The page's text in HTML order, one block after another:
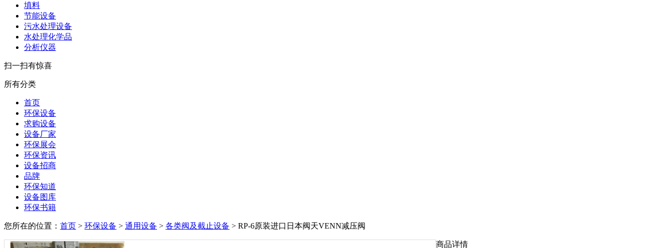
填料
节能设备
污水处理设备
水处理化学品
分析仪器
扫一扫有惊喜
所有分类
首页
环保设备
求购设备
设备厂家
环保展会
环保资讯
设备招商
品牌
环保知道
设备图库
环保书籍
您所在的位置： 首页 > 环保设备 > 通用设备 > 各类阀及截止设备 > RP-6原装进口日本阀天VENN减压阀
商品详情